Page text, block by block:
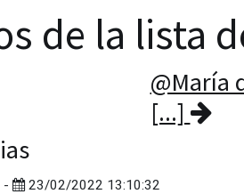
de la lista
@María
[...]
- 23/02/2022 13:10:32